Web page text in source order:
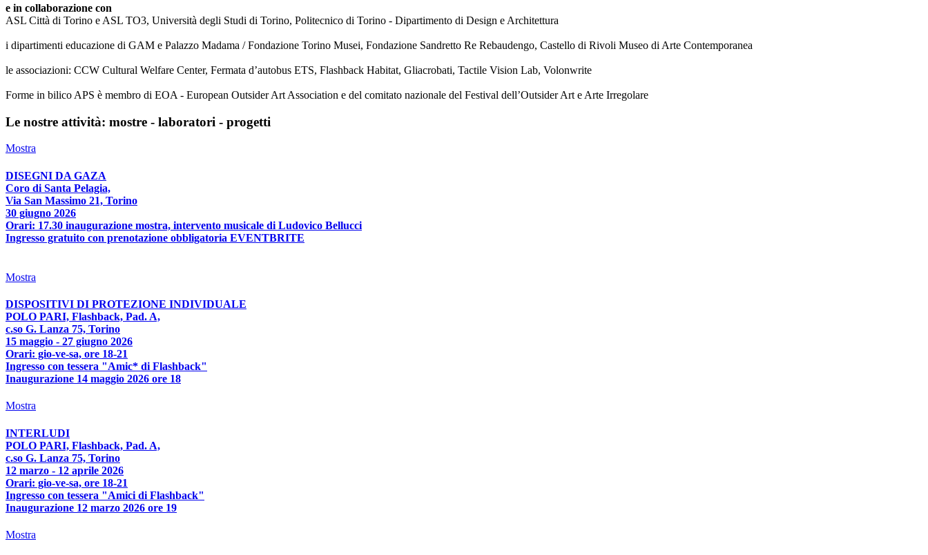
e in collaborazione con
ASL Città di Torino e ASL TO3, Università degli Studi di Torino, Politecnico di Torino - Dipartimento di Design e Architettura
i dipartimenti educazione di GAM e Palazzo Madama / Fondazione Torino Musei, Fondazione Sandretto Re Rebaudengo, Castello di Rivoli Museo di Arte Contemporanea
le associazioni: CCW Cultural Welfare Center, Fermata d’autobus ETS, Flashback Habitat, Gliacrobati, Tactile Vision Lab, Volonwrite
Forme in bilico APS è membro di EOA - European Outsider Art Association e del comitato nazionale del Festival dell’Outsider Art e Arte Irregolare
Le nostre attività: mostre - laboratori - progetti
Mostra
DISEGNI DA GAZA
Coro di Santa Pelagia,
Via San Massimo 21, Torino
30 giugno 2026
Orari: 17.30 inaugurazione mostra, intervento musicale di Ludovico Bellucci
Ingresso gratuito con prenotazione obbligatoria EVENTBRITE
Mostra
DISPOSITIVI DI PROTEZIONE INDIVIDUALE
POLO PARI, Flashback, Pad. A,
c.so G. Lanza 75, Torino
15 maggio - 27 giugno 2026
Orari: gio-ve-sa, ore 18-21
Ingresso con tessera "Amic* di Flashback"
Inaugurazione 14 maggio 2026 ore 18
Mostra
INTERLUDI
POLO PARI, Flashback, Pad. A,
c.so G. Lanza 75, Torino
12 marzo - 12 aprile 2026
Orari: gio-ve-sa, ore 18-21
Ingresso con tessera "Amici di Flashback"
Inaugurazione 12 marzo 2026 ore 19
Mostra